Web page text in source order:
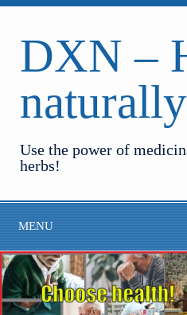
DXN –
naturally
Use the power of
herbs!
MENU